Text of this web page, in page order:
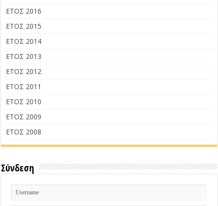
ΕΤΟΣ 2016
ΕΤΟΣ 2015
ΕΤΟΣ 2014
ΕΤΟΣ 2013
ΕΤΟΣ 2012
ΕΤΟΣ 2011
ΕΤΟΣ 2010
ΕΤΟΣ 2009
ΕΤΟΣ 2008
Σύνδεση